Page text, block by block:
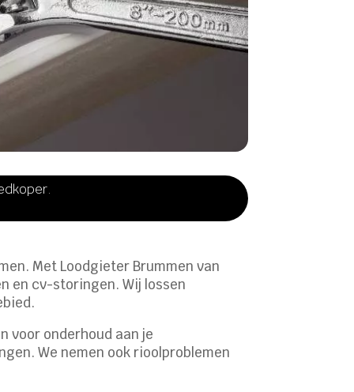
Met Loodgieter Brummen van
en cv-storingen. Wij lossen
voor onderhoud aan je
We nemen ook rioolproblemen